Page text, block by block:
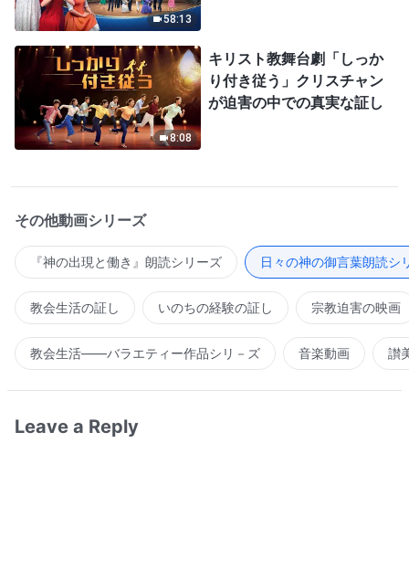
58:13
8:08
キリスト教舞台劇「しっか
り付き従う」クリスチャン
が迫害の中での真実な証し
その他動画シリーズ
『神の出現と働き』朗読シリーズ 日々の神の御言葉朗読シ
教会生活の証し いのちの経験の証し 宗教迫害の映画
教会生活――バラエティー作品シリ－ズ 音楽動画 讃
Leave a Reply